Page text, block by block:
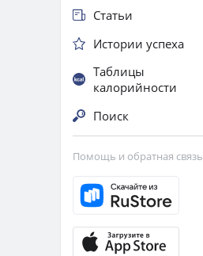
Статьи
Истории успеха
Таблицы
калорийности
Поиск
Помощь и обратная связь